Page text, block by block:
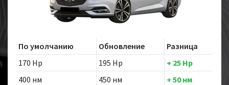
По умолчанию Обновление
Разница
170 Hp
195 Hp
+ 25 Hp
400 нм
450 нм
+ 50 нм